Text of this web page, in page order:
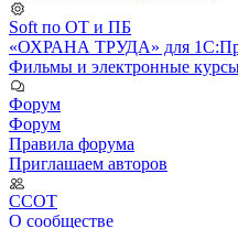
Soft по ОТ и ПБ
«ОХРАНА ТРУДА» для
Фильмы и электронные
Форум
Форум
Правила форума
Приглашаем авторов
ССОТ
О сообществе